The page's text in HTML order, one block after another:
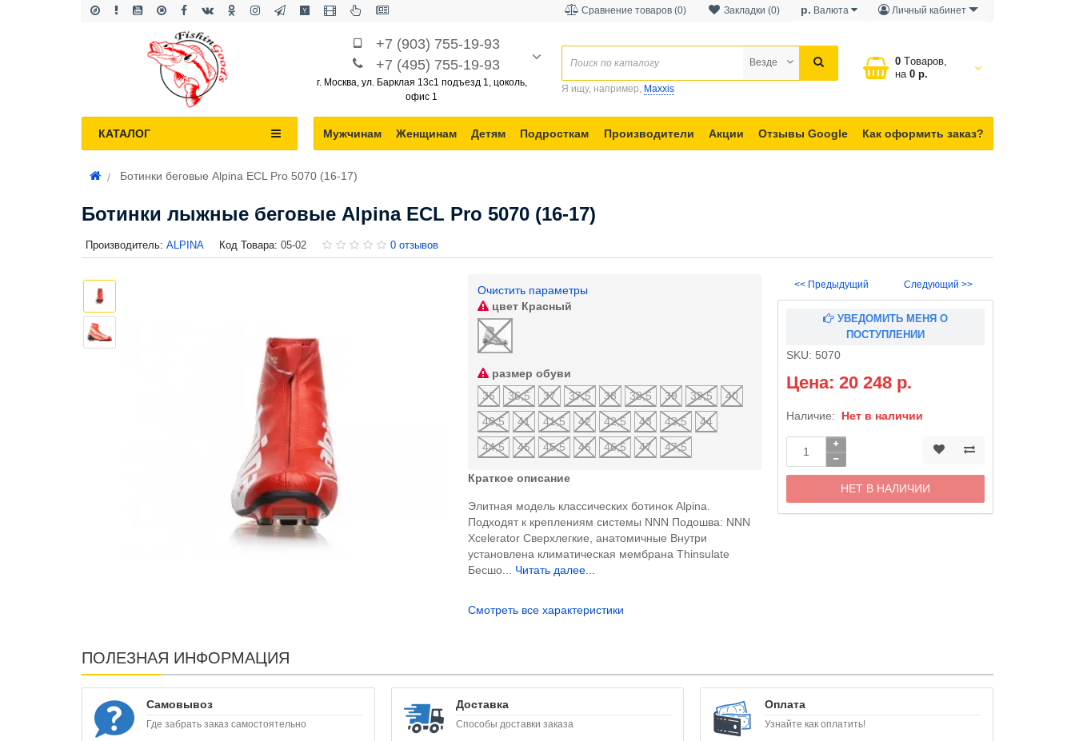
Личный кабинет
р. Валюта
Закладки (0)
Сравнение товаров (0)
+7 (903) 755-19-93
+7 (495) 755-19-93
г. Москва, ул. Барклая 13с1 подъезд 1, цоколь,
офис 1
0 Tоваров,
на
0 р.
Везде
Я ищу, например, Maxxis
Мужчинам Женщинам Детям Подросткам Производители Акции Отзывы Google Как оформить заказ?
КАТАЛОГ
Ботинки беговые Alpina ECL Pro 5070 (16-17)
Ботинки лыжные беговые Alpina ECL Pro 5070 (16-17)
Производитель: ALPINA Код Товара: 05-02 0 отзывов
Очистить параметры
цвет Красный
размер обуви
36
36,5 37 37,5 38 38,5 39 39,5
40
40,5
41 41,5 42 42,5 43 43,5
44
44,5
45 45,5 46 46,5 47 47,5
Краткое описание
Элитная модель классических ботинок Alpina.
Подходят к креплениям системы NNN Подошва: NNN
Xcelerator Сверхлегкие, анатомичные Внутри
установлена климатическая мембрана Thinsulate
Бесшо... Читать далее...
Смотреть все характеристики
<< Предыдущий Следующий >>
УВЕДОМИТЬ МЕНЯ О
ПОСТУПЛЕНИИ
SKU: 5070
Цена: 20 248 р.
Наличие: Нет в наличии
НЕТ В НАЛИЧИИ
ПОЛЕЗНАЯ ИНФОРМАЦИЯ
Самовывоз
Где забрать заказ самостоятельно
Доставка
Способы доставки заказа
Оплата
Узнайте как оплатить!